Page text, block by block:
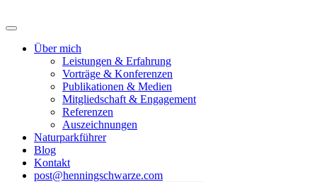
Über mich
Leistungen & Erfahrung
Vorträge & Konferenzen
Publikationen & Medien
Mitgliedschaft & Engagement
Referenzen
Auszeichnungen
Naturparkführer
Blog
Kontakt
post@henningschwarze.com